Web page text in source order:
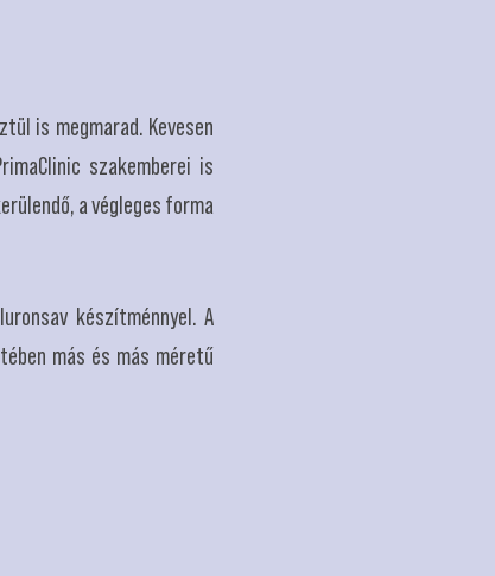
is megmarad. Kevesen
szakemberei is
a végleges forma
készítménnyel. A
más és más méretű